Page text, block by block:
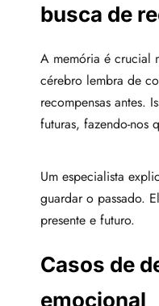
busca de
A memória é crucial
cérebro lembra de
recompensas antes.
futuras, fazendo-nos
Um especialista
guardar o passado.
presente e futuro.
Casos de
emocional